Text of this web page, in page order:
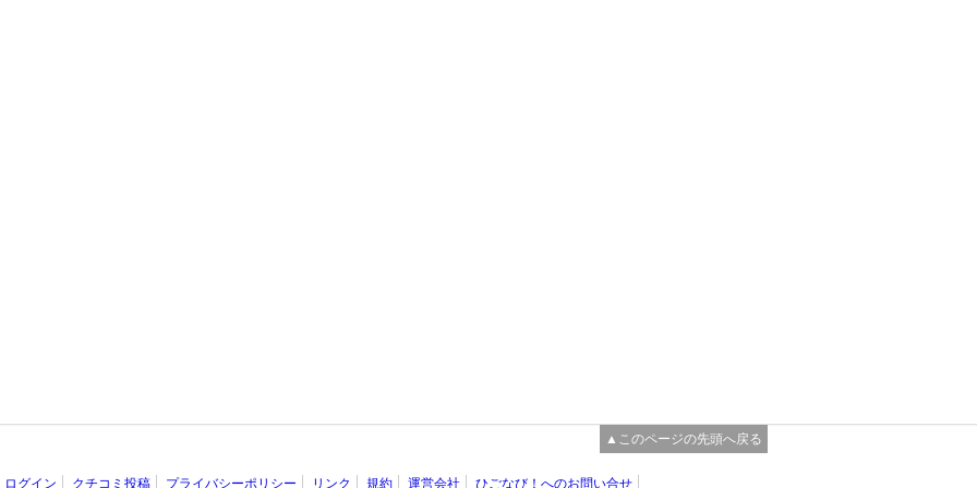
▲このページの先頭へ戻る
ログイン クチコミ投稿 プライバシーポリシー リンク 規約 運営会社 ひごなび！へのお問い合せ